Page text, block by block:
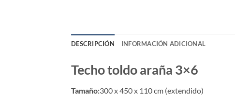
DESCRIPCIÓN INFORMACIÓN ADICIONAL
Techo toldo araña 3×6
Tamaño:300 x 450 x 110 cm (extendido)